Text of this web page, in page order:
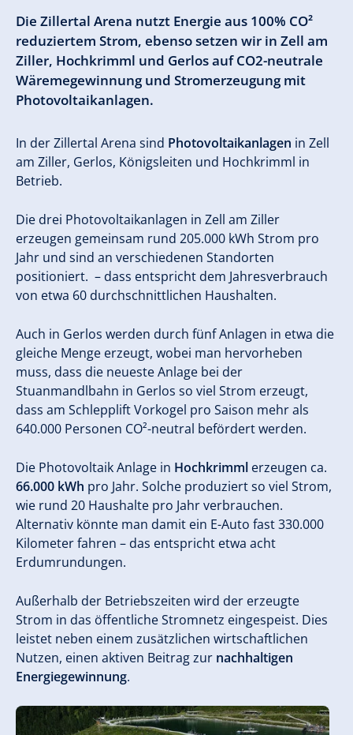
Die Zillertal Arena nutzt Energie aus 100% CO²
reduziertem Strom, ebenso setzen wir in Zell am
Ziller, Hochkrimml und Gerlos auf CO2-neutrale
Wäremegewinnung und Stromerzeugung mit
Photovoltaikanlagen.
In der Zillertal Arena sind Photovoltaikanlagen in Zell
am Ziller, Gerlos, Königsleiten und Hochkrimml in
Betrieb.
Die drei Photovoltaikanlagen in Zell am Ziller
erzeugen gemeinsam rund 205.000 kWh Strom pro
Jahr und sind an verschiedenen Standorten
positioniert. – dass entspricht dem Jahresverbrauch
von etwa 60 durchschnittlichen Haushalten.
Auch in Gerlos werden durch fünf Anlagen in etwa die
gleiche Menge erzeugt, wobei man hervorheben
muss, dass die neueste Anlage bei der
Stuanmandlbahn in Gerlos so viel Strom erzeugt,
dass am Schlepplift Vorkogel pro Saison mehr als
640.000 Personen CO²-neutral befördert werden.
Die Photovoltaik Anlage in Hochkrimml erzeugen ca.
66.000 kWh pro Jahr. Solche produziert so viel Strom,
wie rund 20 Haushalte pro Jahr verbrauchen.
Alternativ könnte man damit ein E-Auto fast 330.000
Kilometer fahren – das entspricht etwa acht
Erdumrundungen.
Außerhalb der Betriebszeiten wird der erzeugte
Strom in das öffentliche Stromnetz eingespeist. Dies
leistet neben einem zusätzlichen wirtschaftlichen
Nutzen, einen aktiven Beitrag zur nachhaltigen
Energiegewinnung.